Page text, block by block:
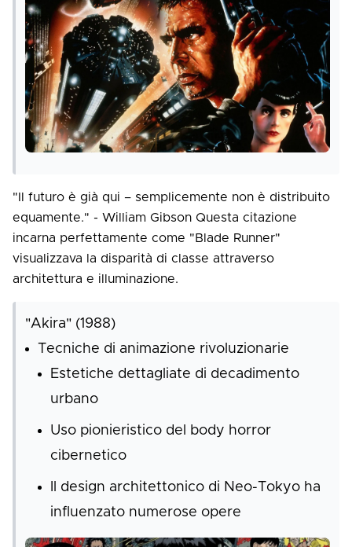
"Il futuro è già qui – semplicemente non è distribuito
equamente." - William Gibson Questa citazione
incarna perfettamente come "Blade Runner"
visualizzava la disparità di classe attraverso
architettura e illuminazione.
"Akira" (1988)
Tecniche di animazione rivoluzionarie
Estetiche dettagliate di decadimento
urbano
Uso pionieristico del body horror
cibernetico
Il design architettonico di Neo-Tokyo ha
influenzato numerose opere